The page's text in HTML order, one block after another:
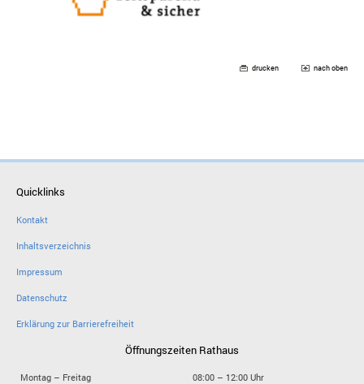
drucken nach oben
Quicklinks
Kontakt
Inhaltsverzeichnis
Impressum
Datenschutz
Erklärung zur Barrierefreiheit
Öffnungszeiten Rathaus
Montag – Freitag
08:00 – 12:00 Uhr